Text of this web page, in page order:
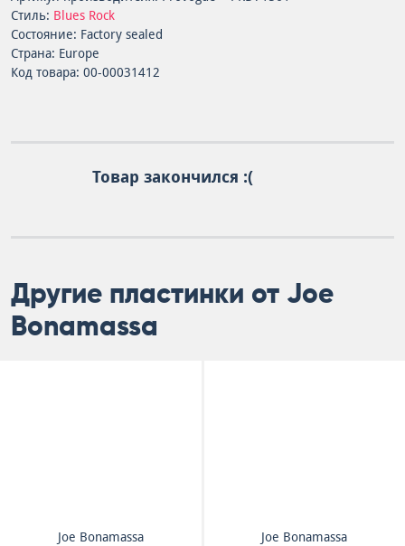
Стиль: Blues Rock
Состояние: Factory sealed
Страна: Europe
Код товара: 00-00031412
Товар закончился :(
Другие пластинки от Joe
Bonamassa
Joe Bonamassa
Joe Bonamassa